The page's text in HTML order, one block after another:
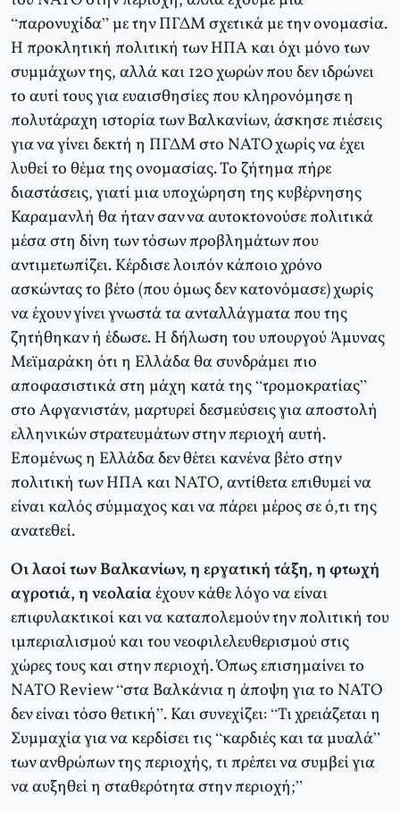
“παρονυχίδα” με την ΠΓΔΜ σχετικά με την ονομασία.
Η προκλητική πολιτική των ΗΠΑ και όχι μόνο των
συμμάχων της, αλλά και 120 χωρών που δεν ιδρώνει
το αυτί τους για ευαισθησίες που κληρονόμησε η
πολυτάραχη ιστορία των Βαλκανίων, άσκησε πιέσεις
για να γίνει δεκτή η ΠΓΔΜ στο ΝΑΤΟ χωρίς να έχει
λυθεί το θέμα της ονομασίας. Το ζήτημα πήρε
διαστάσεις, γιατί μια υποχώρηση της κυβέρνησης
Καραμανλή θα ήταν σαν να αυτοκτονούσε πολιτικά
μέσα στη δίνη των τόσων προβλημάτων που
αντιμετωπίζει. Κέρδισε λοιπόν κάποιο χρόνο
ασκώντας το βέτο (που όμως δεν κατονόμασε) χωρίς
να έχουν γίνει γνωστά τα ανταλλάγματα που της
ζητήθηκαν ή έδωσε. Η δήλωση του υπουργού Άμυνας
Μεϊμαράκη ότι η Ελλάδα θα συνδράμει πιο
αποφασιστικά στη μάχη κατά της “τρομοκρατίας”
στο Αφγανιστάν, μαρτυρεί δεσμεύσεις για αποστολή
ελληνικών στρατευμάτων στην περιοχή αυτή.
Επομένως η Ελλάδα δεν θέτει κανένα βέτο στην
πολιτική των ΗΠΑ και ΝΑΤΟ, αντίθετα επιθυμεί να
είναι καλός σύμμαχος και να πάρει μέρος σε ό,τι της
ανατεθεί.
Οι λαοί των Βαλκανίων, η εργατική τάξη, η φτωχή
αγροτιά, η νεολαίαέχουν κάθε λόγο να είναι
επιφυλακτικοί και να καταπολεμούν την πολιτική του
ιμπεριαλισμού και του νεοφιλελευθερισμού στις
χώρες τους και στην περιοχή. Όπως επισημαίνει το
ΝΑΤΟ Review “στα Βαλκάνια η άποψη για το ΝΑΤΟ
δεν είναι τόσο θετική”. Και συνεχίζει: “Τι χρειάζεται η
Συμμαχία για να κερδίσει τις “καρδιές και τα μυαλά”
των ανθρώπων της περιοχής, τι πρέπει να συμβεί για
να αυξηθεί η σταθερότητα στην περιοχή;”